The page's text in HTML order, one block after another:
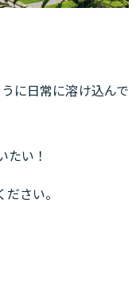
に日常に溶け込んで
い！
さい。